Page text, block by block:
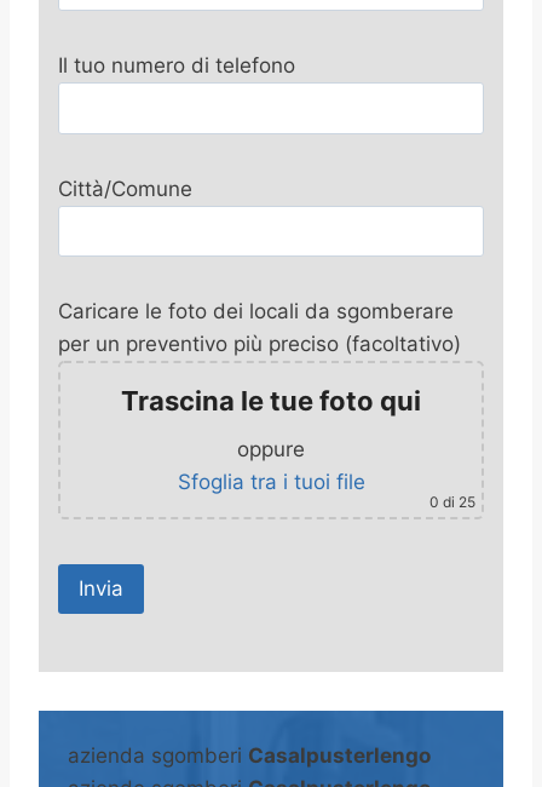
Il tuo numero di telefono
Città/Comune
Caricare le foto dei locali da sgomberare
per un preventivo più preciso (facoltativo)
Trascina le tue foto qui
oppure
Sfoglia tra i tuoi file
0 di 25
A
eazienda sgomberi Casalpusterlengo